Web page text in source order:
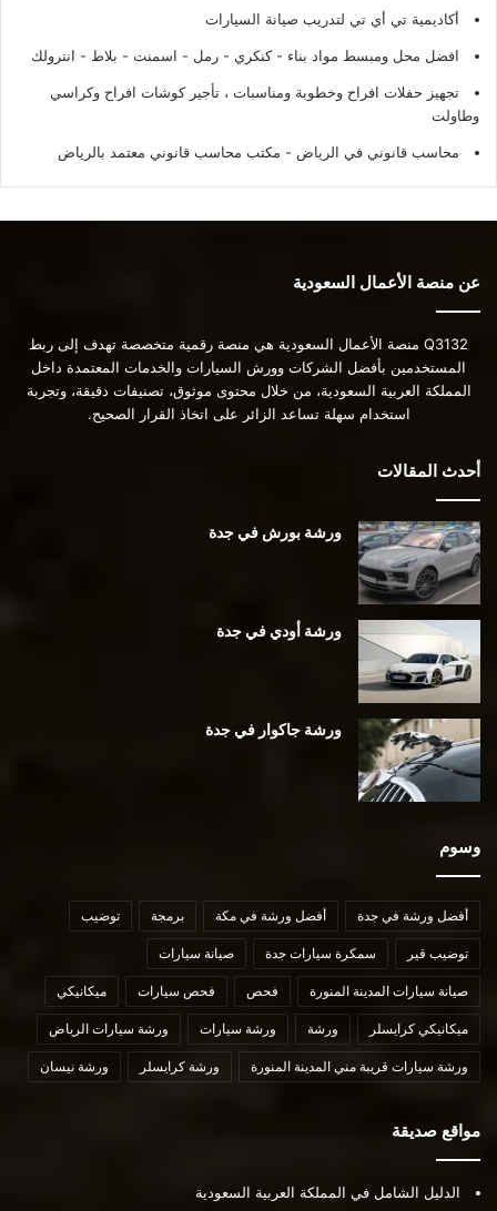
أكاديمية تي أي تي لتدريب صيانة السيارات
افضل محل ومبسط مواد بناء - كنكري - رمل - اسمنت - بلاط - انترولك
تجهيز حفلات افراح وخطوبة ومناسبات ، تأجير كوشات افراح وكراسي
وطاولت
محاسب قانوني في الرياض - مكتب محاسب قانوني معتمد بالرياض
عن منصة الأعمال السعودية
Q3132 منصة الأعمال السعودية هي منصة رقمية متخصصة تهدف إلى ربط
المستخدمين بأفضل الشركات وورش السيارات والخدمات المعتمدة داخل
المملكة العربية السعودية، من خلال محتوى موثوق، تصنيفات دقيقة، وتجربة
استخدام سهلة تساعد الزائر على اتخاذ القرار الصحيح.
أحدث المقالات
ورشة بورش في جدة
ورشة أودي في جدة
ورشة جاكوار في جدة
وسوم
أفضل ورشة في جدة أفضل ورشة في مكة برمجة توضيب
توضيب قير سمكرة سيارات جدة صيانة سيارات
صيانة سيارات المدينة المنورة فحص فحص سيارات ميكانيكي
ميكانيكي كرايسلر ورشة ورشة سيارات ورشة سيارات الرياض
ورشة سيارات قريبة مني المدينة المنورة ورشة كرايسلر ورشة نيسان
مواقع صديقة
الدليل الشامل في المملكة العربية السعودية